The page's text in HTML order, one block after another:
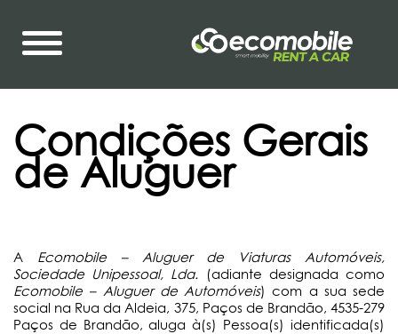
Condições Gerais
de Aluguer
A Ecomobile – Aluguer de Viaturas Automóveis,
Sociedade Unipessoal, Lda. (adiante designada como
Ecomobile – Aluguer de Automóveis) com a sua sede
social na Rua da Aldeia, 375, Paços de Brandão, 4535-279
Paços de Brandão, aluga à(s) Pessoa(s) identificada(s)